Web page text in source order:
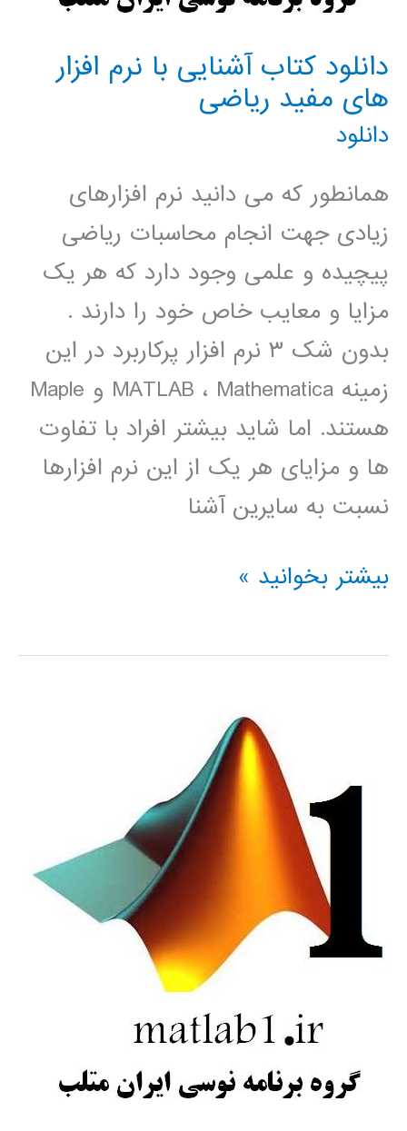
دانلود کتاب آشنایی با نرم افزار
های مفید ریاضی
دانلود
همانطور که می دانید نرم افزارهای
زیادی جهت انجام محاسبات ریاضی
پیچیده و علمی وجود دارد که هر یک
مزایا و معایب خاص خود را دارند .
بدون شک ۳ نرم افزار پرکاربرد در این
هستند. اما شاید بیشتر افراد با تفاوت
ها و مزایای هر یک از این نرم افزارها
نسبت به سایرین آشنا
دانلود
آشنایی
بیشتر بخوانید »